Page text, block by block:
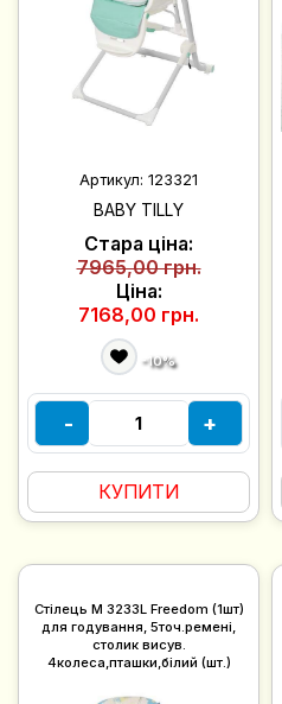
Артикул: 123321
BABY TILLY
Стара ціна:
7965,00 грн.
Ціна:
7168,00 грн.
-10%
- +
КУПИТИ
Стiлець M 3233L Freedom (1шт)
для годування, 5точ.ремені,
столик висув.
4колеса,пташки,білий (шт.)